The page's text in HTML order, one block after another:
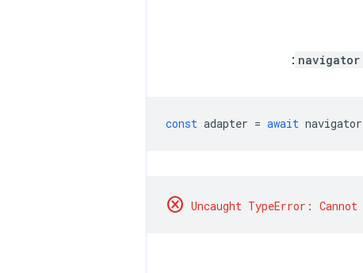
navigator
:
const adapter = await navigator
cancel